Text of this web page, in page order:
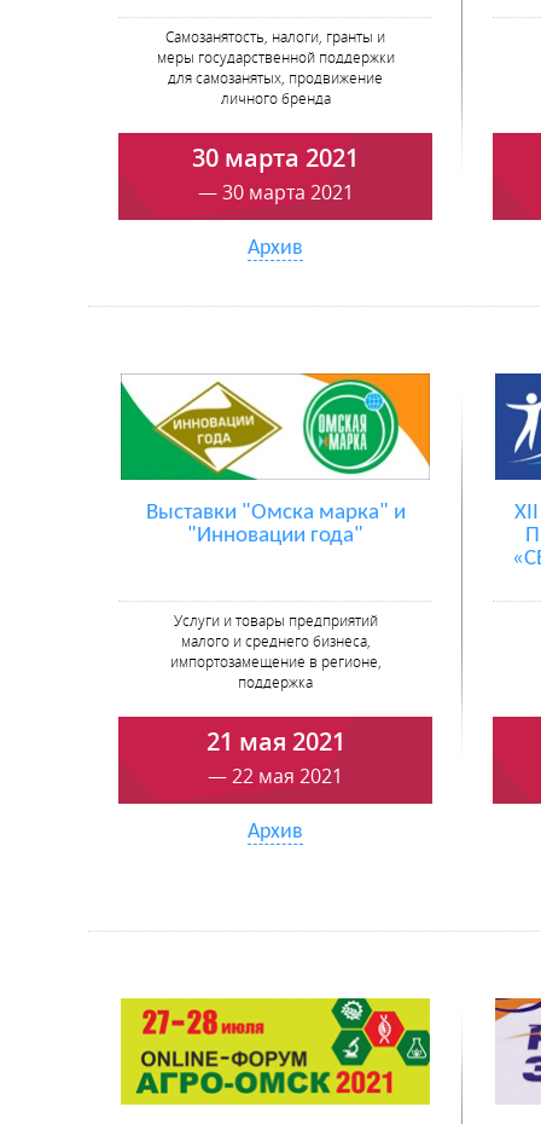
Самозанятость, налоги, гранты и
меры государственной поддержки
для самозанятых, продвижение
личного бренда
30 марта 2021
— 30 марта 2021
Архив
Выставки "Омска марка" и
"Инновации года"
Услуги и товары предприятий
малого и среднего бизнеса,
импортозамещение в регионе,
поддержка
21 мая 2021
— 22 мая 2021
Архив